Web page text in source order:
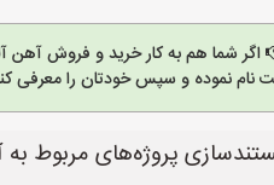
اگر شما هم به کار خرید و فروش آهن
نام نموده و سپس خودتان را معرفی
پروژه‌های مربوط به